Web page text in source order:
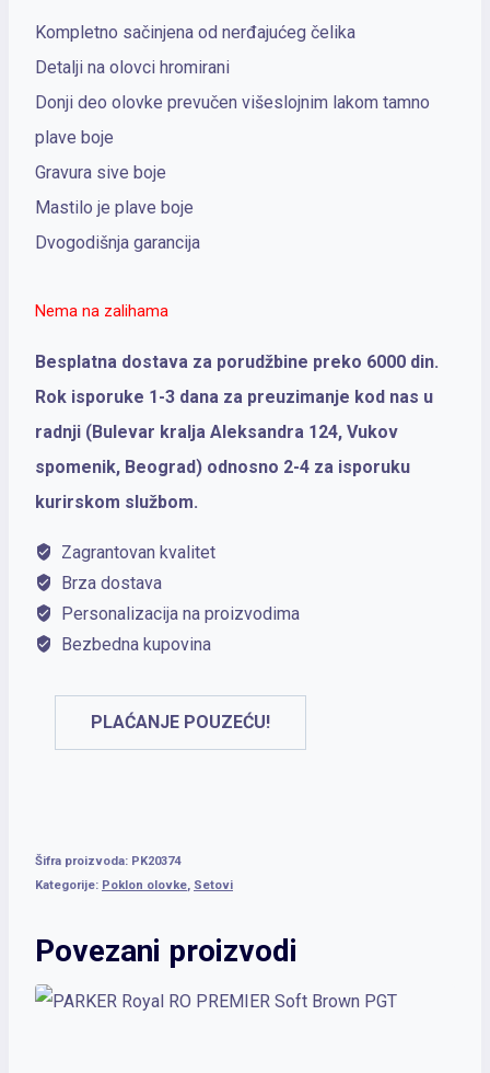
Kompletno sačinjena od nerđajućeg čelika
Detalji na olovci hromirani
Donji deo olovke prevučen višeslojnim lakom tamno
plave boje
Gravura sive boje
Mastilo je plave boje
Dvogodišnja garancija
Nema na zalihama
Besplatna dostava za porudžbine preko 6000 din.
Rok isporuke 1-3 dana za preuzimanje kod nas u
radnji (Bulevar kralja Aleksandra 124, Vukov
spomenik, Beograd) odnosno 2-4 za isporuku
kurirskom službom.
Zagrantovan kvalitet
Brza dostava
Personalizacija na proizvodima
Bezbedna kupovina
PLAĆANJE POUZEĆU!
Šifra proizvoda: PK20374
Kategorije: Poklon olovke, Setovi
Povezani proizvodi